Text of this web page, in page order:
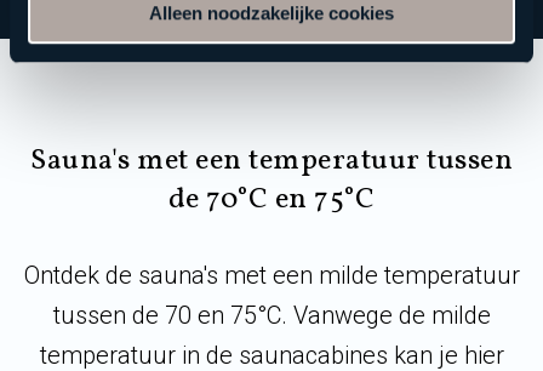
Alleen noodzakelijke cookies
Sauna's met een temperatuur tussen
de 70°C en 75°C
Ontdek de sauna's met een milde temperatuur
tussen de 70 en 75°C. Vanwege de milde
temperatuur in de saunacabines kan je hier